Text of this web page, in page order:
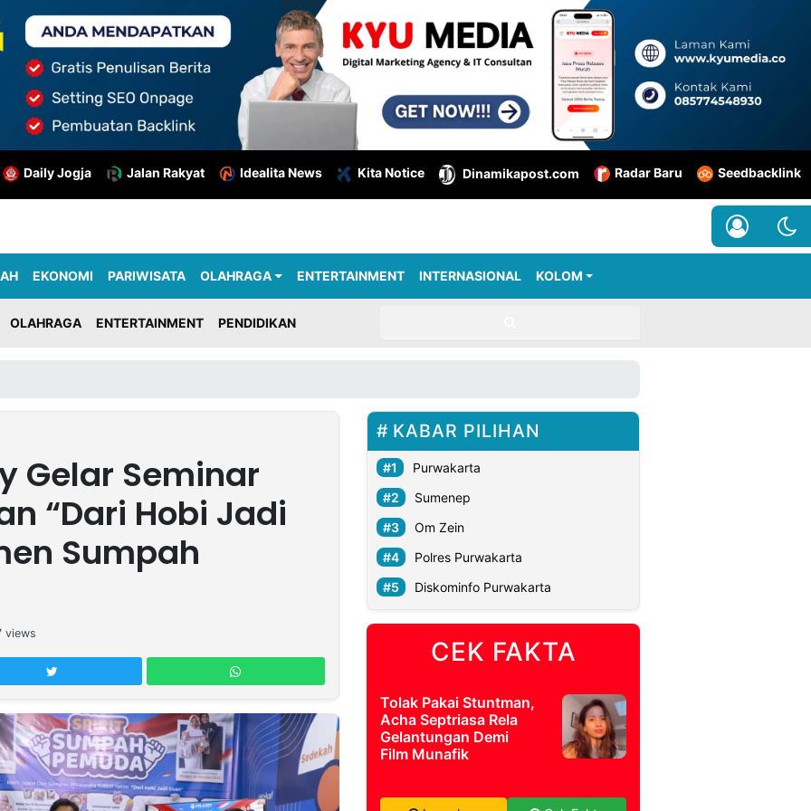
Daily Jogja Jalan Rakyat Idealita News Kita Notice Dinamikapost.com Radar Baru Seedbacklink
EKONOMI PARIWISATA OLAHRAGA ENTERTAINMENT INTERNASIONAL KOLOM
OLAHRAGA ENTERTAINMENT PENDIDIKAN
Gelar Seminar
“Dari Hobi Jadi
Sumpah
views
KABAR PILIHAN
Purwakarta
Sumenep
Om Zein
Polres Purwakarta
Diskominfo Purwakarta
CEK FAKTA
Tolak Pakai Stuntman,
Acha Septriasa Rela
Gelantungan Demi
Film Munafik